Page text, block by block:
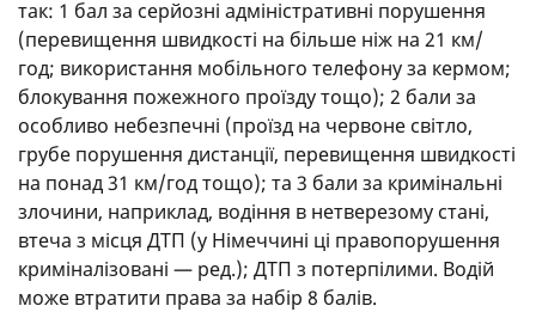
так: 1 бал за серйозні адміністративні порушення
(перевищення швидкості на більше ніж на 21 км/
год; використання мобільного телефону за кермом;
блокування пожежного проїзду тощо); 2 бали за
особливо небезпечні (проїзд на червоне світло,
грубе порушення дистанції, перевищення швидкості
на понад 31 км/год тощо); та 3 бали за кримінальні
злочини, наприклад, водіння в нетверезому стані,
втеча з місця ДТП (у Німеччині ці правопорушення
криміналізовані — ред.); ДТП з потерпілими. Водій
може втратити права за набір 8 балів.